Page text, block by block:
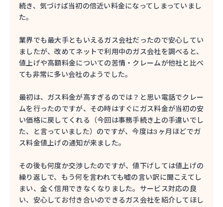
続き、気づけば当初の倍近い料金になってしまっていまし
た。
業界でも最大手ともいえるガス会社だったので安心してい
ましたが、改めてネットで利用中のガス会社を調べると、
値上げや高額料金についての苦情・クレームが他社と比べ
ても非常に多い会社のようでした。
最初は、ガス料金が高すぎるのでは？と思い電話でクレー
ムを行ったのですが、その時はすぐにガス料金が当初の安
い価格に戻してくれる（今回は事務手続き上の手違いでし
た、と言っていました）のですが、今度は3ヶ月ほどでガ
ス料金値上げの通知が来ました。
その後も何度か交渉したのですが、値下げしては値上げの
繰り返しで、もう何を言われても嘘の言い訳に聞こえてし
まい、全く信用できなくなりました。サービス対応の良
い、安心してお付き合いのできるガス会社を紹介してほし